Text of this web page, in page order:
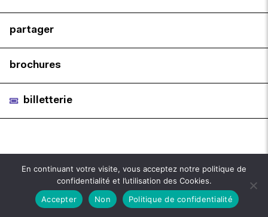
partager
brochures
billetterie
En continuant votre visite, vous acceptez notre politique de
confidentialité et l’utilisation des Cookies.
Accepter
Non Politique de confidentialité